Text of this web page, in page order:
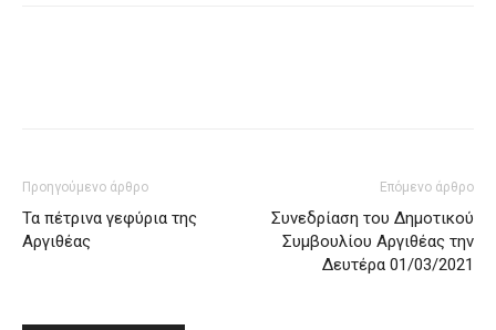
Προηγούμενο άρθρο
Τα πέτρινα γεφύρια της
Αργιθέας
Επόμενο άρθρο
Συνεδρίαση του Δημοτικού
Συμβουλίου Αργιθέας την
Δευτέρα 01/03/2021